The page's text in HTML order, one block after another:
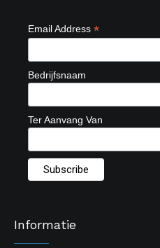
Email Address *
Bedrijfsnaam
Ter Aanvang Van
Informatie